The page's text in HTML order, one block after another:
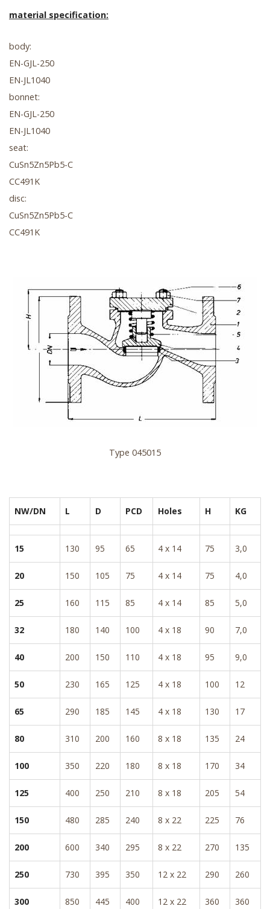
material specification:
body:
EN-GJL-250
EN-JL1040
bonnet:
EN-GJL-250
EN-JL1040
seat:
CuSn5Zn5Pb5-C
CC491K
disc:
CuSn5Zn5Pb5-C
CC491K
Type 045015
NW/DN L D PCD Holes H KG
15 130 95 65 4 x 14 75 3,0
20 150 105 75 4 x 14 75 4,0
25 160 115 85 4 x 14 85 5,0
32 180 140 100 4 x 18 90 7,0
40 200 150 110 4 x 18 95 9,0
50 230 165 125 4 x 18 100 12
65 290 185 145 4 x 18 130 17
80 310 200 160 8 x 18 135 24
100 350 220 180 8 x 18 170 34
125 400 250 210 8 x 18 205 54
150 480 285 240 8 x 22 225 76
200 600 340 295 8 x 22 270 135
250 730 395 350 12 x 22 290 260
300 850 445 400 12 x 22 360 360